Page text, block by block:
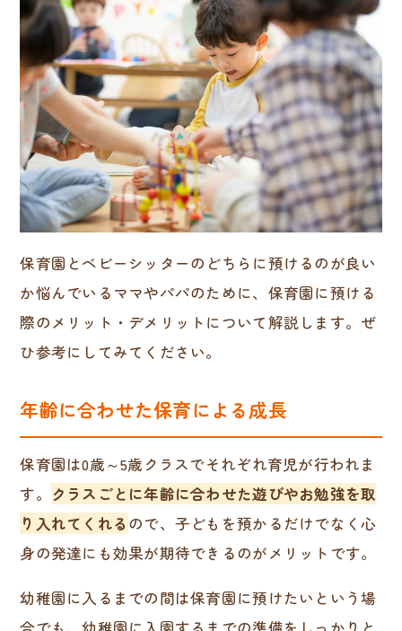
保育園とベビーシッターのどちらに預けるのが良い
か悩んでいるママやパパのために、保育園に預ける
際のメリット・デメリットについて解説します。ぜ
ひ参考にしてみてください。
年齢に合わせた保育による成長
保育園は0歳～5歳クラスでそれぞれ育児が行われま
す。 クラスごとに年齢に合わせた遊びやお勉強を取
り入れてくれる ので、子どもを預かるだけでなく心
身の発達にも効果が期待できるのがメリットです。
幼稚園に入るまでの間は保育園に預けたいという場